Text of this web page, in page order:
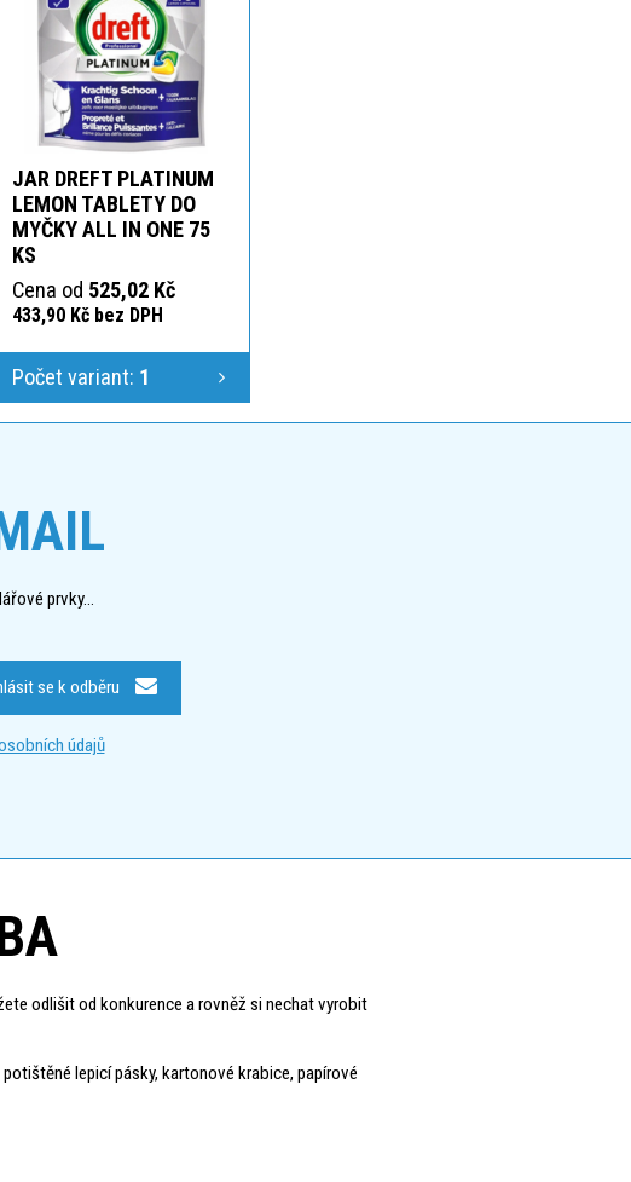
JAR DREFT PLATINUM
LEMON TABLETY DO
MYČKY ALL IN ONE 75
KS
Cena od 525,02 Kč
433,90 Kč bez DPH
Počet variant: 1
prvky...
se k odběru
údajů
odlišit od konkurence a rovněž si nechat vyrobit
lepicí pásky, kartonové krabice, papírové